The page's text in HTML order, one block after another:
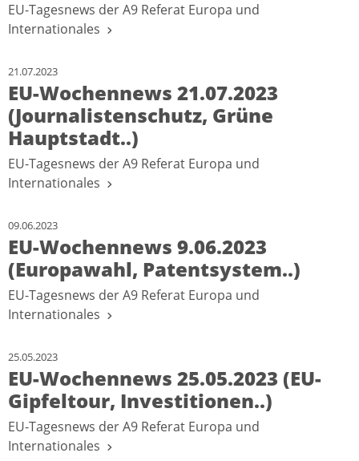
EU-Tagesnews der A9 Referat Europa und
Internationales
21.07.2023
EU-Wochennews 21.07.2023
(Journalistenschutz, Grüne
Hauptstadt..)
EU-Tagesnews der A9 Referat Europa und
Internationales
09.06.2023
EU-Wochennews 9.06.2023
(Europawahl, Patentsystem..)
EU-Tagesnews der A9 Referat Europa und
Internationales
25.05.2023
EU-Wochennews 25.05.2023 (EU-
Gipfeltour, Investitionen..)
EU-Tagesnews der A9 Referat Europa und
Internationales